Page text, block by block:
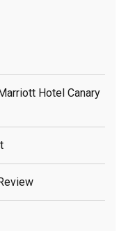
Hotel Canary